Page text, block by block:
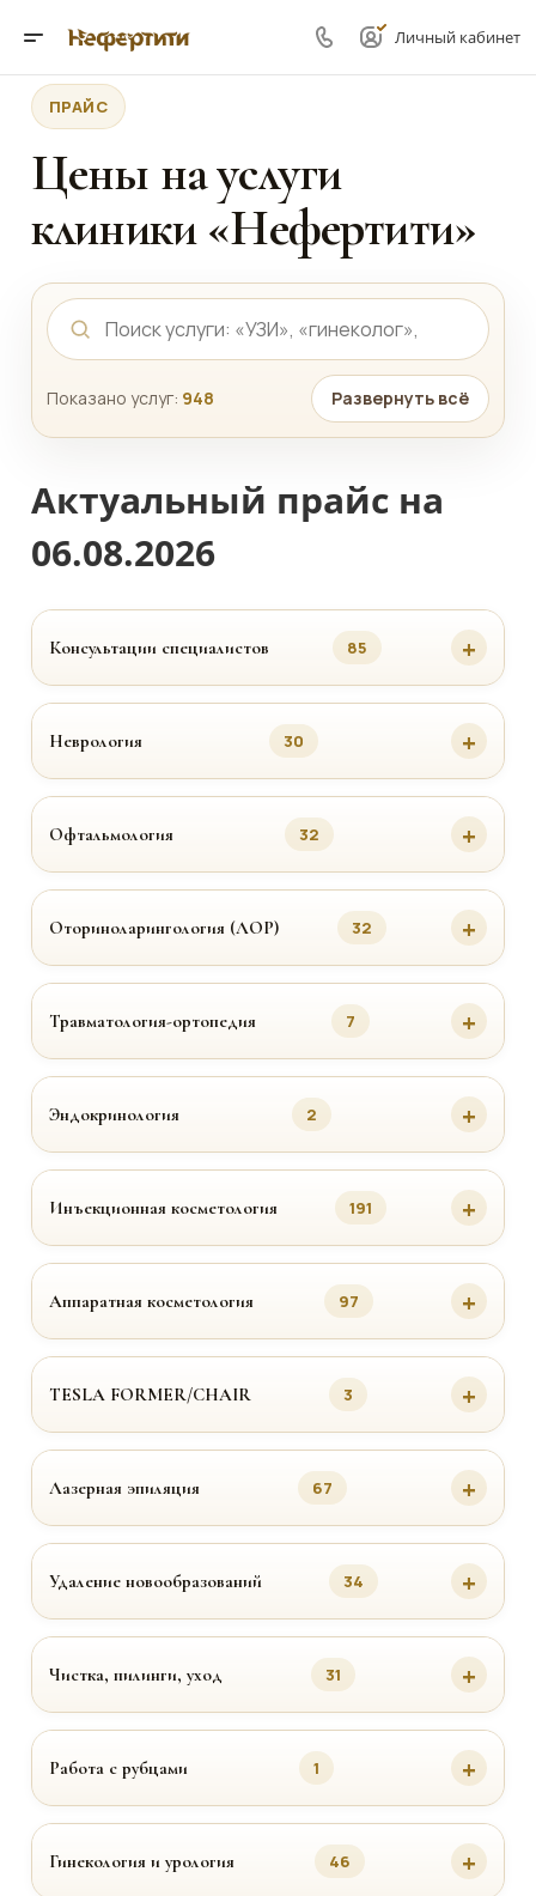
Личный кабинет
ПРАЙС
Цены на услуги
клиники «Нефертити»
Показано услуг: 948 Развернуть всё
Актуальный прайс на
06.08.2026
Консультации специалистов 85
Неврология 30
Офтальмология 32
Оториноларингология (ЛОР) 32
Травматология-ортопедия 7
Эндокринология 2
Инъекционная косметология 191
Аппаратная косметология 97
TESLA FORMER/CHAIR 3
Лазерная эпиляция 67
Удаление новообразований 34
Чистка, пилинги, уход 31
Работа с рубцами 1
Гинекология и урология 46